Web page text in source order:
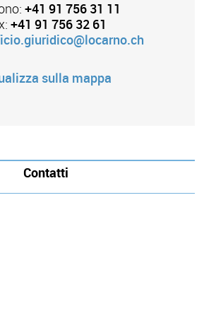
+41 91 756 31 11
+41 91 756 32 61
sulla mappa
Contatti